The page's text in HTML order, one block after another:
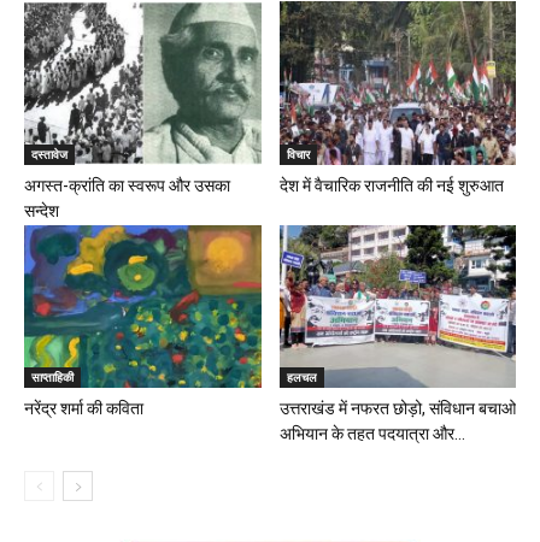
दस्तावेज
अगस्त-क्रांति का स्वरूप और उसका
सन्देश
विचार
देश में वैचारिक राजनीति की नई शुरुआत
साप्ताहिकी
नरेंद्र शर्मा की कविता
हलचल
उत्तराखंड में नफरत छोड़ो, संविधान बचाओ
अभियान के तहत पदयात्रा और...